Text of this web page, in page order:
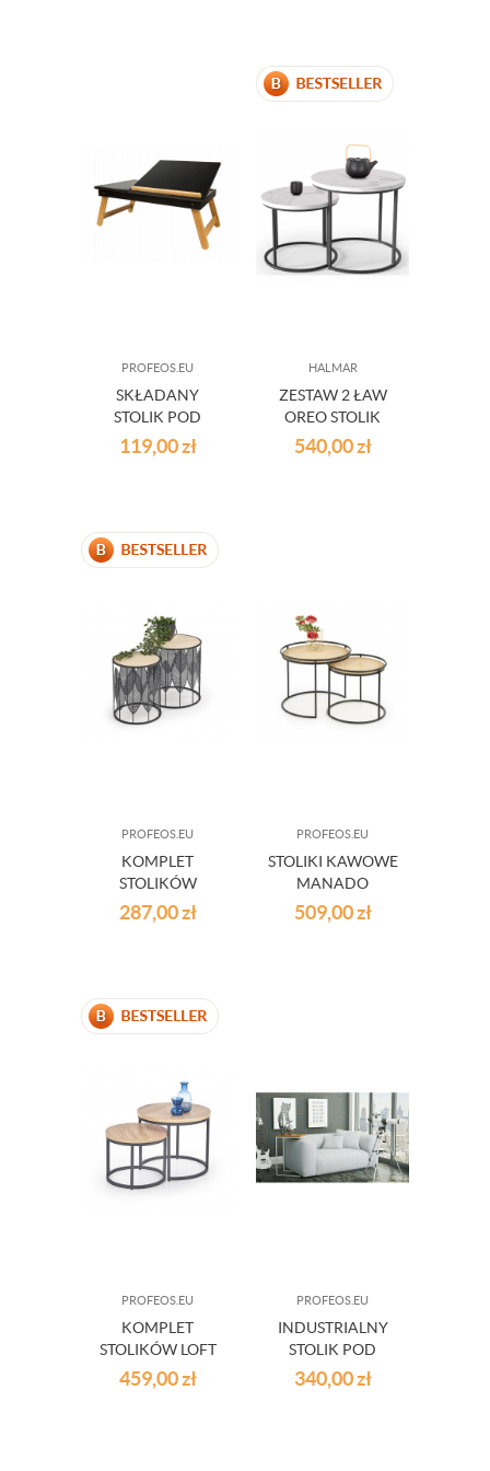
PROFEOS.EU
SKŁADANY
STOLIK POD
LAPTOPA DO
ŁÓŻKA CZARNY
119,00zł
HALMAR
ZESTAW 2 ŁAW
OREO STOLIK
KAWOWY
540,00zł
PROFEOS.EU
KOMPLET
STOLIKÓW
287,00zł
PROFEOS.EU
STOLIKI KAWOWE
MANADO
509,00zł
PROFEOS.EU
KOMPLET
STOLIKÓW LOFT
459,00zł
PROFEOS.EU
INDUSTRIALNY
STOLIK POD
LAPTOPA DEXON
3X
340,00zł